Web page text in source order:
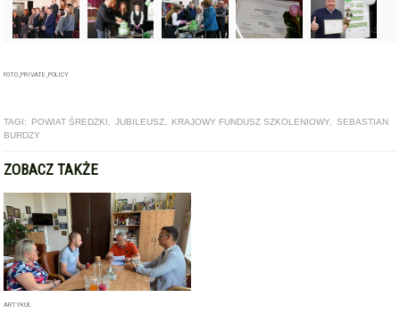
FOTO_PRIVATE_POLICY
TAGI: POWIAT ŚREDZKI JUBILEUSZ KRAJOWY FUNDUSZ SZKOLENIOWY
SEBASTIAN
BURDZY
ZOBACZ TAKŻE
ARTYKUŁ